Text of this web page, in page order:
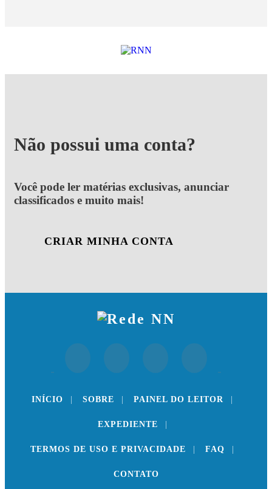
Não possui uma conta?
Você pode ler matérias exclusivas, anunciar
classificados e muito mais!
CRIAR MINHA CONTA
INÍCIO | SOBRE | PAINEL DO LEITOR |
EXPEDIENTE |
TERMOS DE USO E PRIVACIDADE | FAQ |
CONTATO